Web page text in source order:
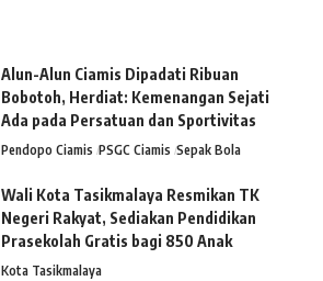
Alun-Alun Ciamis Dipadati Ribuan
Bobotoh, Herdiat: Kemenangan Sejati
Ada pada Persatuan dan Sportivitas
Pendopo Ciamis PSGC Ciamis Sepak Bola
Wali Kota Tasikmalaya Resmikan TK
Negeri Rakyat, Sediakan Pendidikan
Prasekolah Gratis bagi 850 Anak
Kota Tasikmalaya